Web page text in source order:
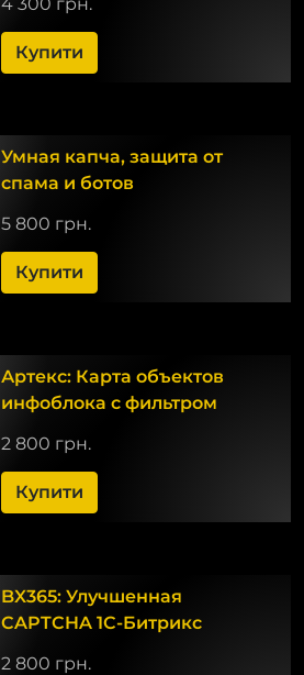
Купити
Умная капча, защита от
спама и ботов
5 800 грн.
Купити
Артекс: Карта объектов
инфоблока c фильтром
2 800 грн.
Купити
BX365: Улучшенная
CAPTCHA 1С-Битрикс
2 800 грн.